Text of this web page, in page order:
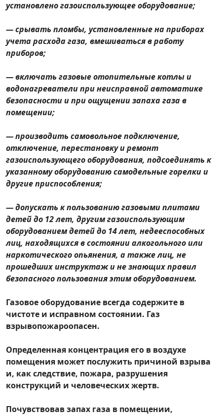
установлено газоиспользующее оборудование;
— срывать пломбы, установленные на приборах
учета расхода газа, вмешиваться в работу
приборов;
— включать газовые отопительные котлы и
водонагреватели при неисправной автоматике
безопасности и при ощущении запаха газа в
помещении;
— производить самовольное подключение,
отключение, перестановку и ремонт
газоиспользующего оборудования, подсоединять к
указанному оборудованию самодельные горелки и
другие приспособления;
— допускать к пользованию газовыми плитами
детей до 12 лет, другим газоиспользующим
оборудованием детей до 14 лет, недееспособных
лиц, находящихся в состоянии алкогольного или
наркотического опьянения, а также лиц, не
прошедших инструктаж и не знающих правил
безопасного пользования этим оборудованием.
Газовое оборудование всегда содержите в
чистоте и исправном состоянии. Газ
взрывопожароопасен.
Определенная концентрация его в воздухе
помещения может послужить причиной взрыва
и, как следствие, пожара, разрушения
конструкций и человеческих жертв.
Почувствовав запах газа в помещении,
Старобинский сельский
исполнительный комитет
Гоцкий сельский исполнительны
Домановичский сельский
исполнительный комитет
Краснодворский сельский
исполнительный комитет
Краснослободский сельский
исполнительный комитет
Копацевичский сельский
исполнительный комитет
Долговский сельский
исполнительный комитет
Наружная реклама